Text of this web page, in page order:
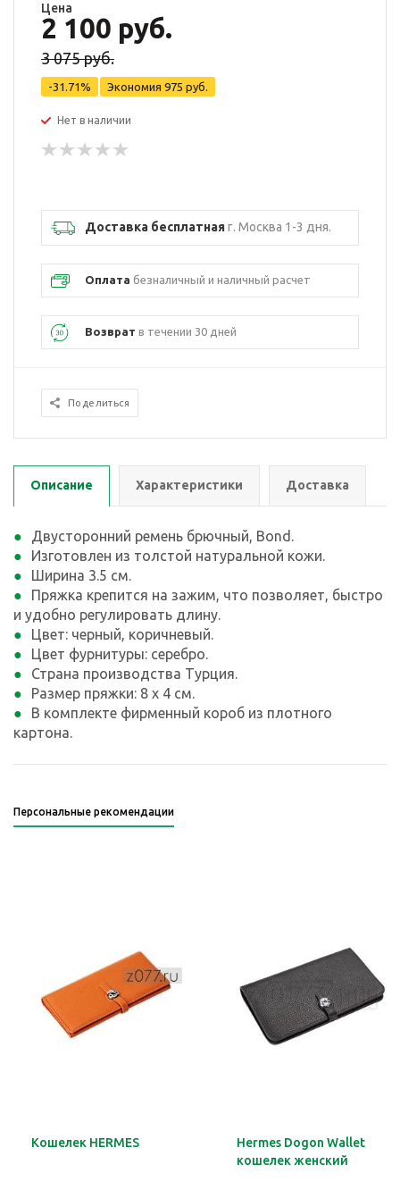
Цена
2 100 руб.
3 075 руб.
-31.71% Экономия 975 руб.
Нет в наличии
Доставка бесплатнаяг. Москва 1-3 дня.
Оплата безналичный и наличный расчет
Возврат в течении 30 дней
Поделиться
Описание Характеристики Доставка
Двусторонний ремень брючный, Bond.
Изготовлен из толстой натуральной кожи.
Ширина 3.5 см.
Пряжка крепится на зажим, что позволяет, быстро
и удобно регулировать длину.
Цвет: черный, коричневый.
Цвет фурнитуры: серебро.
Страна производства Турция.
Размер пряжки: 8 х 4 см.
В комплекте фирменный короб из плотного
картона.
Персональные рекомендации
Кошелек HERMES
Hermes Dogon Wallet
кошелек женский